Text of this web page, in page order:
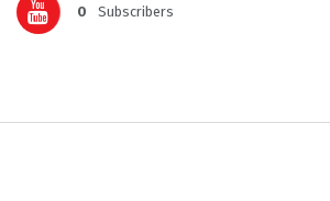
0 Subscribers